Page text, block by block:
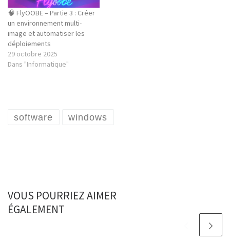
🧠 FlyOOBE – Partie 3 : Créer
un environnement multi-
image et automatiser les
déploiements
29 octobre 2025
Dans "Informatique"
software windows
VOUS POURRIEZ AIMER
ÉGALEMENT